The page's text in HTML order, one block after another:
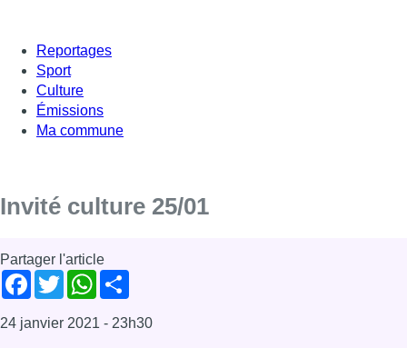
Reportages
Sport
Culture
Émissions
Ma commune
Invité culture 25/01
Partager l'article
Facebook
TwitterWhatsApp
24 janvier 2021 - 23h30